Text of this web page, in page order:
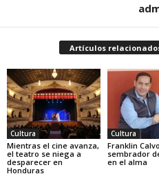
Artículos
Cultura
Mientras el cine avanza,
el teatro se niega a
desparecer en
Honduras
Cultura
Franklin
sembrador
en el alma